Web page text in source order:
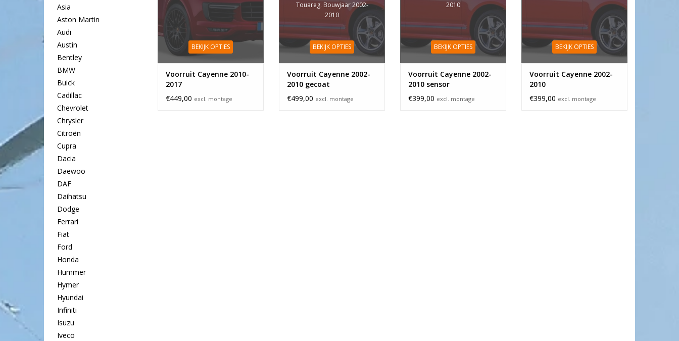
Asia
Aston Martin
Audi
Austin
Bentley
BMW
Buick
Cadillac
Chevrolet
Chrysler
Citroën
Cupra
Dacia
Daewoo
DAF
Daihatsu
Dodge
Ferrari
Fiat
Ford
Honda
Hummer
Hymer
Hyundai
Infiniti
Isuzu
Iveco
BEKIJK OPTIES
Voorruit Cayenne 2010-
2017
€449,00 excl. montage
Touareg. Bouwjaar 2002-
2010
BEKIJK OPTIES
Voorruit Cayenne 2002-
2010 gecoat
€499,00 excl. montage
2010
BEKIJK OPTIES
Voorruit Cayenne 2002-
2010 sensor
€399,00 excl. montage
BEKIJK OPTIES
Voorruit Cayenne 2002-
2010
€399,00 excl. montage